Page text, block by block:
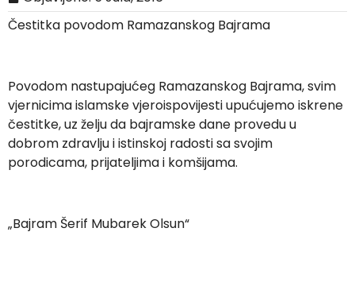
Čestitka povodom Ramazanskog Bajrama
Povodom nastupajućeg Ramazanskog Bajrama, svim
vjernicima islamske vjeroispovijesti upućujemo iskrene
čestitke, uz želju da bajramske dane provedu u
dobrom zdravlju i istinskoj radosti sa svojim
porodicama, prijateljima i komšijama.
„Bajram Šerif Mubarek Olsun“